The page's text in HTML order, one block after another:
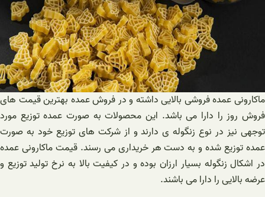
ماکارونی عمده فروشی بالایی داشته و در فروش عمده بهترین قیمت های
فروش روز را دارا می باشد. این محصولات به صورت عمده توزیع مورد
توجهی نیز در نوع زنگوله ی دارند و از شرکت های توزیع خود به صورت
عمده توزیع شده و به دست هر خریداری می رسند. قیمت ماکارونی عمده
در اشکال زنگوله بسیار ارزان بوده و در کیفیت بالا به نرخ تولید توزیع و
عرضه بالایی را دارا می باشند.